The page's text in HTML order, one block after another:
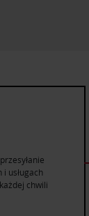
usługach
chwili